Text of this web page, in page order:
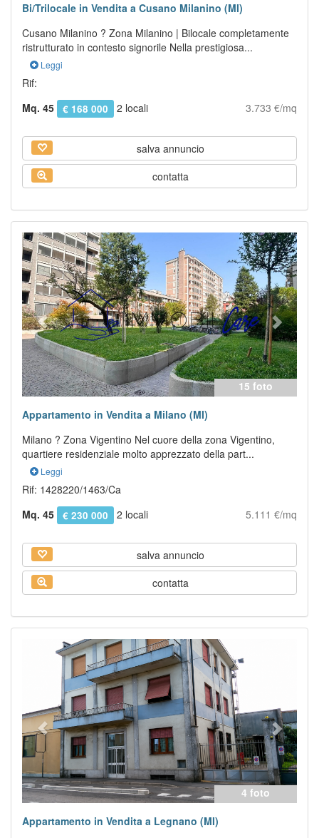
Bi/Trilocale in Vendita a Cusano Milanino (MI)
Cusano Milanino ? Zona Milanino | Bilocale completamente
ristrutturato in contesto signorile Nella prestigiosa...
Leggi
Rif:
Mq. 45
€ 168 000 2 locali 3.733 €/mq
salva annuncio
contatta
15 foto
Previous Next
Appartamento in Vendita a Milano (MI)
Milano ? Zona Vigentino Nel cuore della zona Vigentino,
quartiere residenziale molto apprezzato della part...
Leggi
Rif: 1428220/1463/Ca
Mq. 45
€ 230 000 2 locali 5.111 €/mq
salva annuncio
contatta
4 foto
Previous
Appartamento in Vendita a Legnano (MI)